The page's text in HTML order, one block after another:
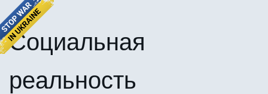
Социальная
реальность